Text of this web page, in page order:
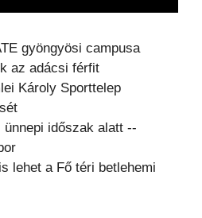
gyöngyösi campusa
az adácsi férfit
Károly Sporttelep
ünnepi időszak alatt -­
lehet a Fő téri betlehemi